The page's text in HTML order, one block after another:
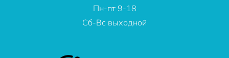
Пн-пт 9-18
Сб-Вс выходной